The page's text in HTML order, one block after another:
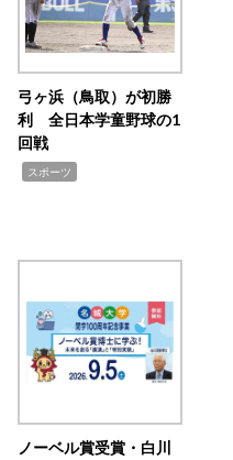
弓ヶ浜（鳥取）が初勝
利 全日本学童野球の1
回戦
スポーツ
ノーベル賞受賞・白川